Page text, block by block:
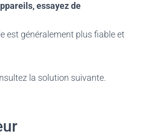
essayez de
est généralement plus fiable et
la solution suivante.